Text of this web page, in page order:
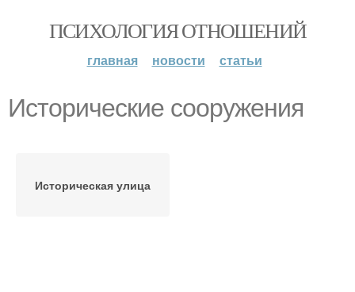
ПСИХОЛОГИЯ ОТНОШЕНИЙ
главная новости статьи
Исторические сооружения
Историческая улица